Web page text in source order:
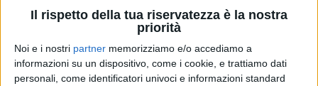
Il rispetto della tua riservatezza è la nostra
priorità
Noi e i nostri partner memorizziamo e/o accediamo a
informazioni su un dispositivo, come i cookie, e trattiamo dati
personali, come identificatori univoci e informazioni standard
NEWS 22 gen 2021